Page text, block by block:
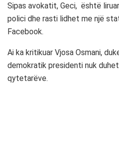
Sipas avokatit, Geci, është
polici dhe rasti lidhet me një
Facebook.
Ai ka kritikuar Vjosa Osmani,
demokratik presidenti nuk
qytetarëve.